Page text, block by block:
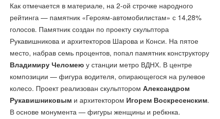
Как отмечается в материале, на 2-ой строчке народного
рейтинга — памятник «Героям-автомобилистам» с 14,28%
голосов. Памятник создан по проекту скульптора
Рукавишникова и архитекторов Шарова и Конси. На пятое
место, набрав семь процентов, попал памятник конструктору
Владимиру Челомею у станции метро ВДНХ. В центре
композиции — фигура водителя, опирающегося на рулевое
колесо. Проект реализован скульптором Александром
Рукавишниковым и архитектором Игорем Воскресенским.
В основе монумента — фигуры женщины и ребкнка.